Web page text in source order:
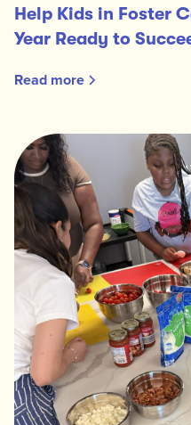
Help Kids in Foster
Year Ready to
Read more